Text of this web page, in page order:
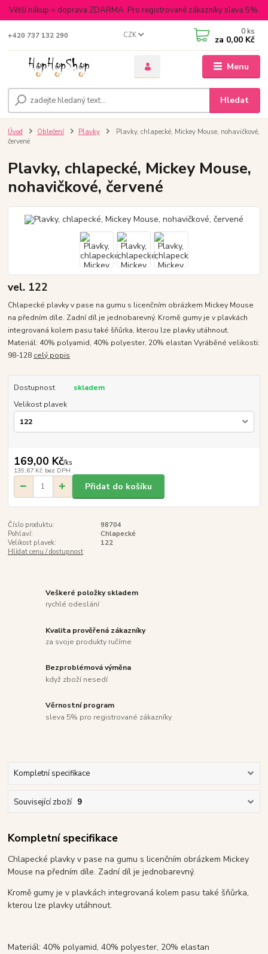
Větší nákup = doprava ZDARMA. Pro registrované zákazníky sleva 5%.
Menu
CZK
Hledat
+420 737 132 290 0 ks
za 0,00 Kč
Úvod Oblečení Plavky
Plavky, chlapecké, Mickey Mouse, nohavičkové,
červené
Plavky, chlapecké, Mickey Mouse,
nohavičkové, červené
vel. 122
Chlapecké plavky v pase na gumu s licenčním obrázkem Mickey Mouse
na předním díle. Zadní díl je jednobarevný. Kromě gumy je v plavkách
integrovaná kolem pasu také šňůrka, kterou lze plavky utáhnout.
Materiál: 40% polyamid, 40% polyester, 20% elastan Vyráběné velikosti:
98-128 celý popis
Dostupnost
skladem
Velikost plavek
169,00 Kč/ks
139,67 Kč bez DPH
Přidat do košíku
Číslo produktu:
98704
Pohlaví:
Chlapecké
Velikost plavek:
122
Hlídat cenu / dostupnost
Veškeré položky skladem
rychlé odeslání
Kvalita prověřená zákazníky
za svoje produkty ručíme
Bezproblémová výměna
když zboží nesedí
Věrnostní program
sleva 5% pro registrované zákazníky
Kompletní specifikace
Související zboží 9
Kompletní specifikace
Chlapecké plavky v pase na gumu s licenčním obrázkem Mickey
Mouse na předním díle. Zadní díl je jednobarevný.
Kromě gumy je v plavkách integrovaná kolem pasu také šňůrka,
kterou lze plavky utáhnout.
Materiál: 40% polyamid, 40% polyester, 20% elastan